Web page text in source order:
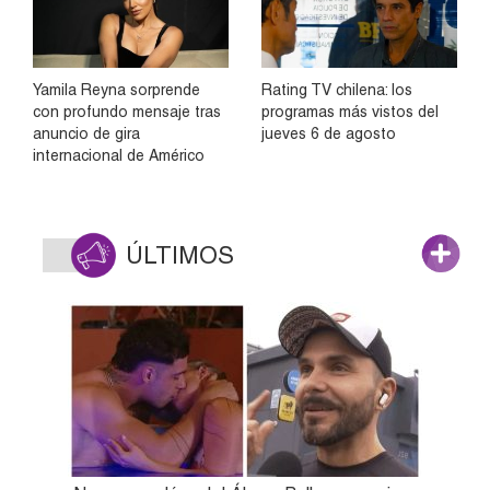
Yamila Reyna sorprende
con profundo mensaje tras
anuncio de gira
internacional de Américo
Rating TV chilena: los
programas más vistos del
jueves 6 de agosto
ÚLTIMOS